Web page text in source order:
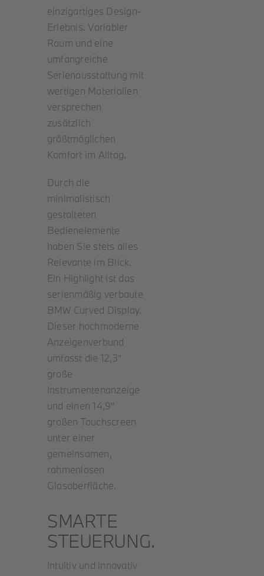
einzigartiges Design-
Erlebnis. Variabler
Raum und eine
umfangreiche
Serienausstattung mit
wertigen Materialien
versprechen
zusätzlich
größtmöglichen
Komfort im Alltag.
Durch die
minimalistisch
gestalteten
Bedienelemente
haben Sie stets alles
Relevante im Blick.
Ein Highlight ist das
serienmäßig verbaute
BMW Curved Display.
Dieser hochmoderne
Anzeigenverbund
umfasst die 12,3″
große
Instrumentenanzeige
und einen 14,9″
großen Touchscreen
unter einer
gemeinsamen,
rahmenlosen
Glasoberfläche.
SMARTE
STEUERUNG.
Intuitiv und innovativ